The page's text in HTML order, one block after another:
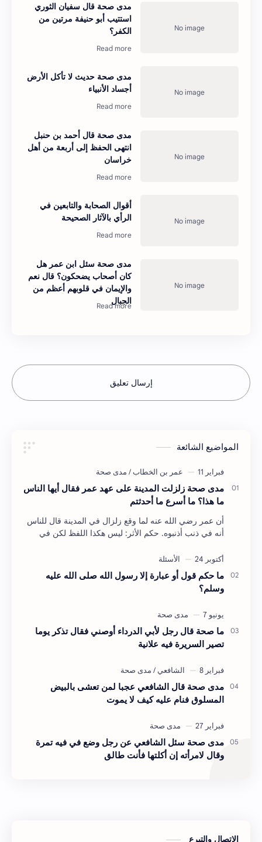
مدى صحة قال سفيان الثوري
استتيب أبو حنيفة مرتين من
الكفر؟
مدى صحة حديث لا تأكل الأرض
أجساد الأنبياء
مدى صحة قال أحمد بن حنبل
انتهى الحفظ إلى أربعة من أهل
خراسان
أقوال الصحابة والتابعين في
الرأي بالآثار الصحيحة
مدى صحة سئل ابن عمر هل
كان أصحاب يضحكون؟ قال نعم
والإيمان في قلوبهم أعظم من
الجبال
إرسال تعليق
المواضيع الشائعة
مدى صحة زلزلت المدينة على عهد عمر فقال أيها الناس
ما هذا؟ ما أسرع ما أحدثتم
أن عمر رضي الله عنه لما وقع زلزال في المدينة قال للناس
أنه في ذنب أذنبوه. حكم الأثر: ليس هكذا اللفظ لكن في
ما حكم قول أو عبارة إلا رسول الله صلى الله عليه
وسلم؟
ما صحة قال رجل لأبي الدرداء أوصني فقال تذكر يوما
تصير السريرة فيه علانية
مدى صحة قال الشافعي عجبا لمن تعشى بالبيض
المسلوق فنام عليه كيف لا يموت
مدى صحة سئل الشافعي عن رجل وضع في فيه تمرة
وقال لامرأته إن أكلتها فأنت طالق
الاتصال والتبرع